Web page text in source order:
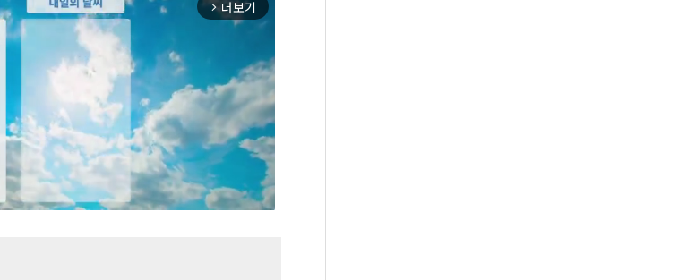
arrow_forward_ios 더보기